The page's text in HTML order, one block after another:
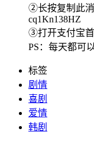
②长按复制此消
cq1Kn138HZ
③打开支付宝首
PS：每天都可
标签
剧情
喜剧
爱情
韩剧